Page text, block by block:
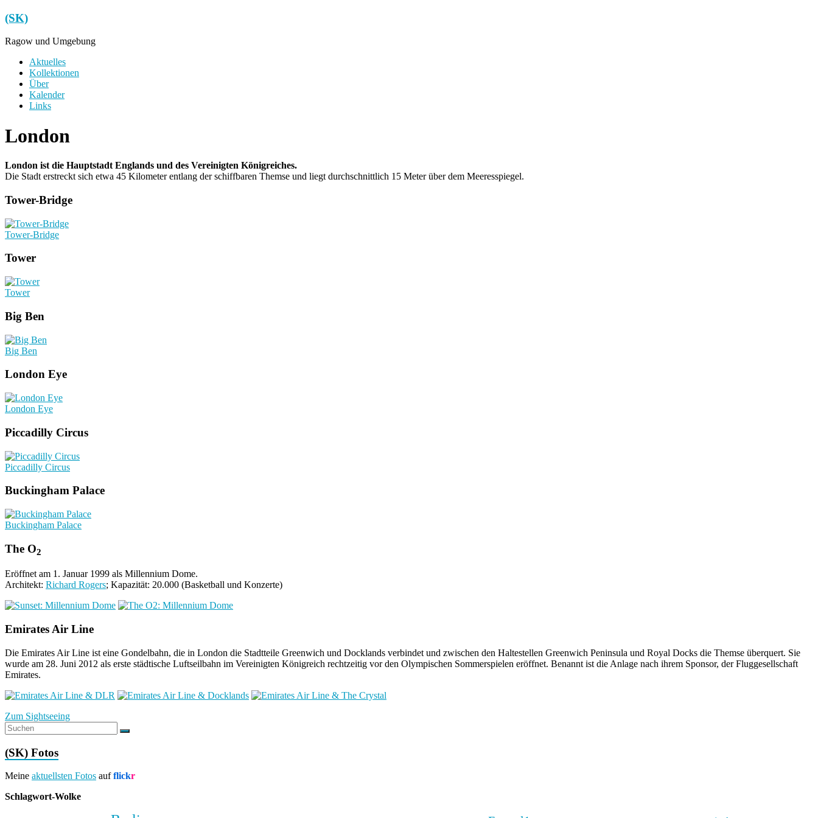
Zum
Inhalt
springen
(SK)
Ragow und Umgebung
Menü
Aktuelles
Kollektionen
Über
Kalender
Links
London
London ist die Hauptstadt Englands und des Vereinigten Königreiches.
Die Stadt erstreckt sich etwa 45 Kilometer entlang der schiffbaren Themse und liegt durchschnittlich 15 Meter über dem Meeresspiegel.
Tower-Bridge
Tower-Bridge
Tower
Tower
Big Ben
Big Ben
London Eye
London Eye
Piccadilly Circus
Piccadilly Circus
Buckingham Palace
Buckingham Palace
The O2
Eröffnet am 1. Januar 1999 als Millennium Dome.
Architekt: Richard Rogers; Kapazität: 20.000 (Basketball und Konzerte)
Emirates Air Line
Die Emirates Air Line ist eine Gondelbahn, die in London die Stadtteile Greenwich und Docklands verbindet und zwischen den Haltestellen Greenwich Peninsula und Royal Docks die Themse überquert. Sie
wurde am 28. Juni 2012 als erste städtische Luftseilbahn im Vereinigten Königreich rechtzeitig vor den Olympischen Sommerspielen eröffnet. Benannt ist die Anlage nach ihrem Sponsor, der Fluggesellschaft
Emirates.
Zum Sightseeing
(SK) Fotos
Meine aktuellsten Fotos aufflickr
Schlagwort-Wolke